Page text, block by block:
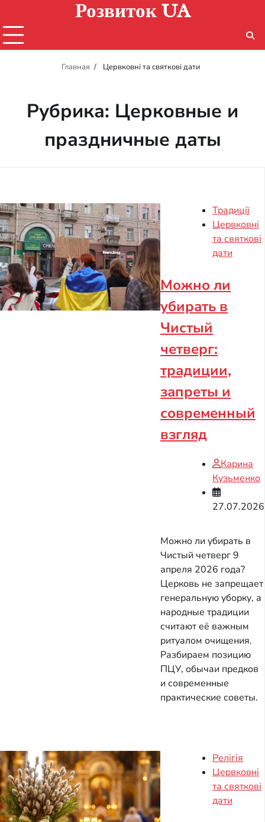
содержимому
Розвиток UA
Главная Цервковні та святкові дати
Рубрика: Церковные и
праздничные даты
Традиції
Цервковні
та святкові
дати
Можно ли
убирать в
Чистый
четверг:
традиции,
запреты и
современный
взгляд
Карина
Кузьменко
27.07.2026
Можно ли убирать в
Чистый четверг 9
апреля 2026 года?
Церковь не запрещает
генеральную уборку, а
народные традиции
считают её важным
ритуалом очищения.
Разбираем позицию
ПЦУ, обычаи предков
и современные
практические советы.
Релігія
Цервковні
та святкові
дати